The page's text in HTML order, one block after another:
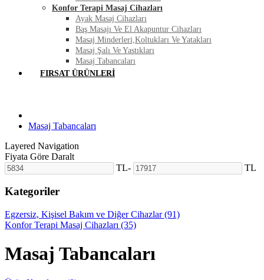
Konfor Terapi Masaj Cihazları
Ayak Masaj Cihazları
Baş Masajı Ve El Akapuntur Cihazları
Masaj Minderleri,Koltukları Ve Yatakları
Masaj Şalı Ve Yastıkları
Masaj Tabancaları
FIRSAT ÜRÜNLERI
Masaj Tabancaları
Layered Navigation
Fiyata Göre Daralt
TL- TL
Kategoriler
Egzersiz, Kişisel Bakım ve Diğer Cihazlar (91)
Konfor Terapi Masaj Cihazları (35)
Masaj Tabancaları